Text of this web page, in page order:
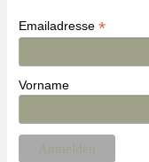
Emailadresse *
Vorname